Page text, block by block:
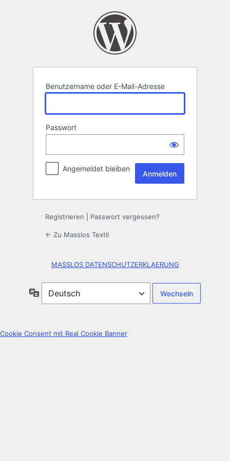
Benutzername oder E-Mail-Adresse
Passwort
Angemeldet bleiben
Registrieren Passwort vergessen?
← Zu Masslos Textil
MASSLOS DATENSCHUTZERKLAERUNG
Sprache
Cookie Consent mit Real Cookie Banner